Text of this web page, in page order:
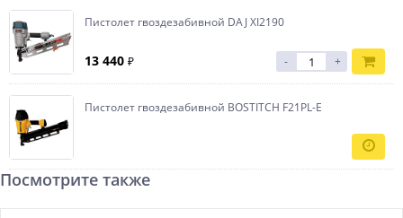
Пистолет гвоздезабивной DAJ XI2190
13 440 ₽ - +
Пистолет гвоздезабивной BOSTITCH F21PL-E
Посмотрите также